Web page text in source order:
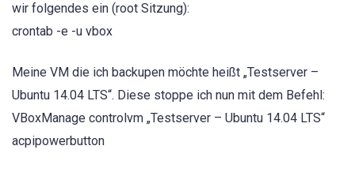
wir folgendes ein (root Sitzung):
crontab -e -u vbox
Meine VM die ich backupen möchte heißt „Testserver –
Ubuntu 14.04 LTS“. Diese stoppe ich nun mit dem Befehl:
VBoxManage controlvm „Testserver – Ubuntu 14.04 LTS“
acpipowerbutton